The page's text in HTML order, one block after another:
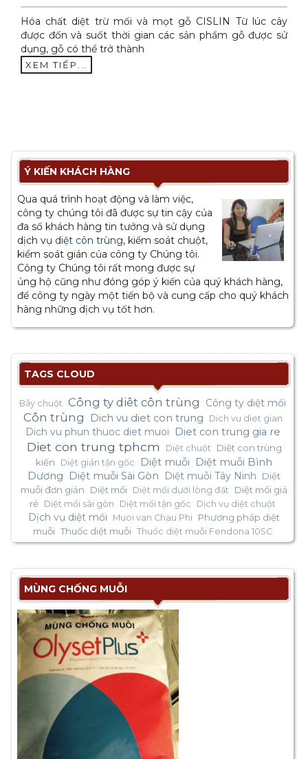
Hóa chất diệt trừ mối và mọt gỗ CISLIN Từ lúc cây
được đốn và suốt thời gian các sản phẩm gỗ được sử
dụng, gỗ có thể trở thành
XEM TIẾP...
Ý KIẾN KHÁCH HÀNG
Qua quá trình hoạt động và làm việc,
công ty chúng tôi đã được sự tin cậy của
đa số khách hàng tin tưởng và sử dụng
dịch vụ diệt côn trùng, kiểm soát chuột,
kiểm soát gián của công ty Chúng tôi.
Công ty Chúng tôi rất mong được sự
ủng hộ cũng như đóng góp ý kiến của quý khách hàng,
để công ty ngày một tiến bộ và cung cấp cho quý khách
hàng những dịch vụ tốt hơn.
TAGS CLOUD
Bẫy chuột Công ty diêt côn trùng Công ty diệt mối
Côn trùng Dich vu diet con trung Dich vu diet gian
Dich vu phun thuoc diet muoi Diet con trung gia re
Diet con trung tphcm Diệt chuột
Diệt con trùng
kiến
Diệt gián tận gốc Diệt muỗi
Diệt muỗi Bình
Dương
Diệt muỗi Sài Gòn Diệt muỗi Tây Ninh
Diệt
muỗi đơn giản
Diệt mối Diệt mối dưới lòng đất
Diệt mối giá
rẻ Diệt mối sài gòn Diệt mối tận gốc Dịch vụ diệt chuột
Dịch vụ diệt mối Muoi van Chau Phi
Phương pháp diệt
muỗi Thuốc diệt muỗi Thuốc diệt muỗi Fendona 10SC
MÙNG CHỐNG MUỖI